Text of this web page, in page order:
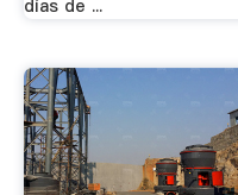
días de ...